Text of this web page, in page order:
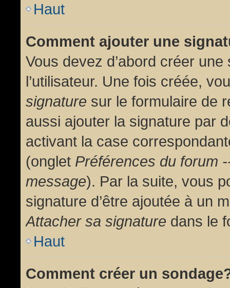
Haut
Comment ajouter une
Vous devez d’abord créer
l’utilisateur. Une fois créée,
signature sur le formulaire de
aussi ajouter la signature par
activant la case
(onglet Préférences du forum
message). Par la suite, vous
signature d’être ajoutée à un
Attacher sa signature dans le
Haut
Comment créer un